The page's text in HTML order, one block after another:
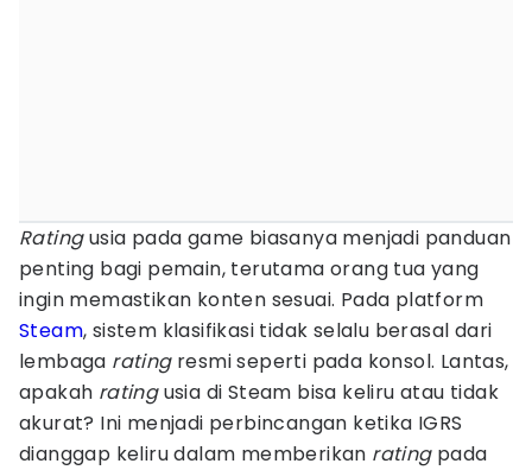
Ratingusia pada game biasanya menjadi panduan
penting bagi pemain, terutama orang tua yang
ingin memastikan konten sesuai. Pada platform
Steam, sistem klasifikasi tidak selalu berasal dari
lembaga ratingresmi seperti pada konsol. Lantas,
apakah ratingusia di Steam bisa keliru atau tidak
akurat? Ini menjadi perbincangan ketika IGRS
dianggap keliru dalam memberikan ratingpada